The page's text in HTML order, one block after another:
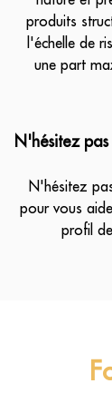
produits
l'échelle de
une part
N'hésitez
N'hésitez
pour vous
profil